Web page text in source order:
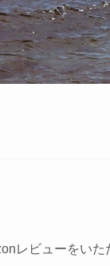
レビューをいた